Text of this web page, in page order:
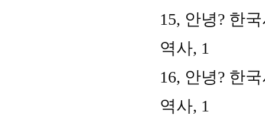
15, 안녕? 한
역사, 1
16, 안녕? 한
역사, 1